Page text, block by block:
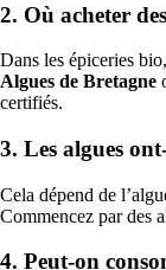
2. Où acheter
Dans les épiceries
Algues de Bretagne
certifiés.
3. Les algues
Cela dépend de
Commencez par des
4. Peut-on